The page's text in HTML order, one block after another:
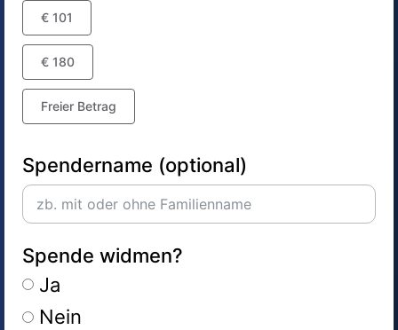
€ 101
€ 180
Freier Betrag
Spendername (optional)
Spende widmen?
Ja
Nein